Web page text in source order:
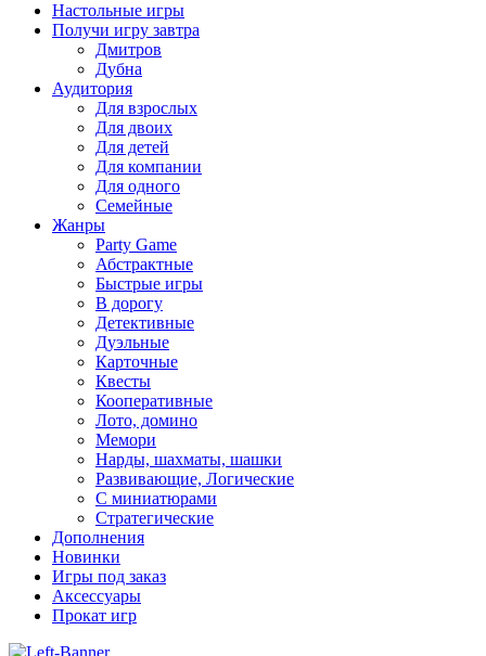
Настольные игры
Получи игру завтра
Дмитров
Дубна
Аудитория
Для взрослых
Для двоих
Для детей
Для компании
Для одного
Семейные
Жанры
Party Game
Абстрактные
Быстрые игры
В дорогу
Детективные
Дуэльные
Карточные
Квесты
Кооперативные
Лото, домино
Мемори
Нарды, шахматы, шашки
Развивающие, Логические
С миниатюрами
Стратегические
Дополнения
Новинки
Игры под заказ
Аксессуары
Прокат игр